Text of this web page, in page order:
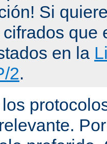
Si
que
en la
2.